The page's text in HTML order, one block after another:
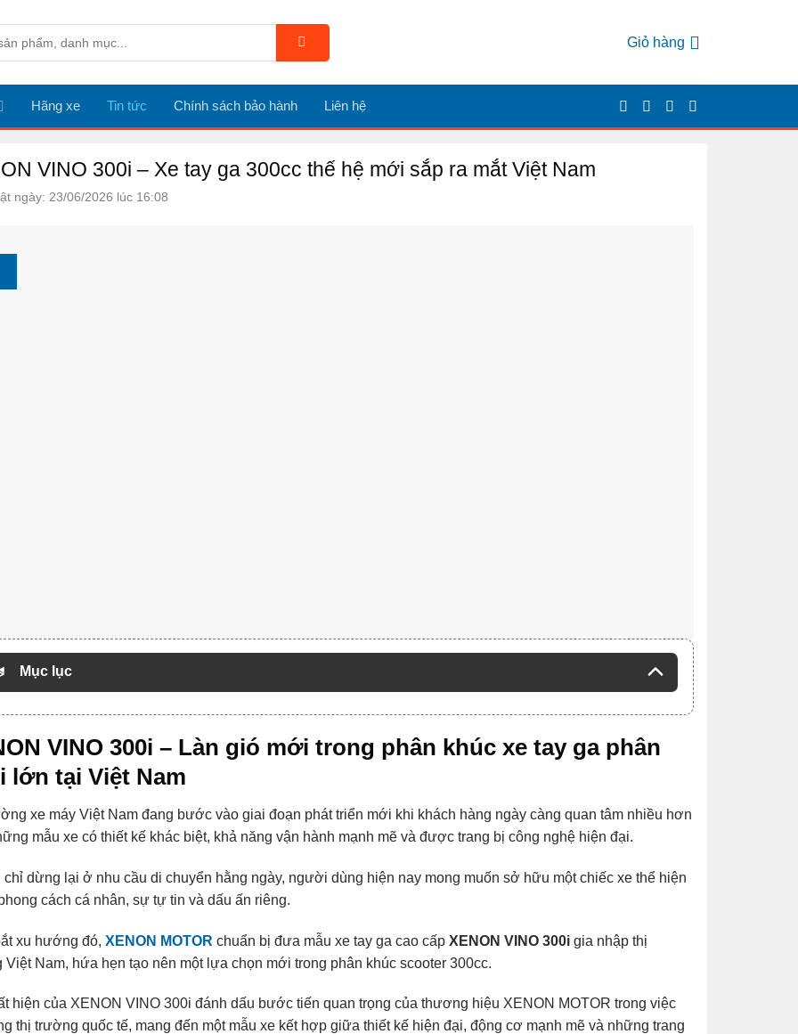
Giỏ hàng
Hãng xe Tin tức Chính sách bảo hành Liên hệ
VINO 300i – Xe tay ga 300cc thế hệ mới sắp ra mắt Việt Nam
ngày: 23/06/2026 lúc 16:08
Mục lục
VINO 300i – Làn gió mới trong phân khúc xe tay ga phân
lớn tại Việt Nam
xe máy Việt Nam đang bước vào giai đoạn phát triển mới khi khách hàng ngày càng quan tâm nhiều hơn
mẫu xe có thiết kế khác biệt, khả năng vận hành mạnh mẽ và được trang bị công nghệ hiện đại.
chỉ dừng lại ở nhu cầu di chuyển hằng ngày, người dùng hiện nay mong muốn sở hữu một chiếc xe thể hiện
cách cá nhân, sự tự tin và dấu ấn riêng.
xu hướng đó, XENON MOTOR chuẩn bị đưa mẫu xe tay ga cao cấp XENON VINO 300i gia nhập thị
Việt Nam, hứa hẹn tạo nên một lựa chọn mới trong phân khúc scooter 300cc.
hiện của XENON VINO 300i đánh dấu bước tiến quan trọng của thương hiệu XENON MOTOR trong việc
thị trường quốc tế, mang đến một mẫu xe kết hợp giữa thiết kế hiện đại, động cơ mạnh mẽ và những trang